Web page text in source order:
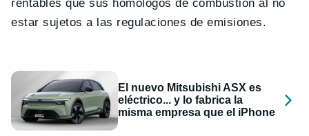
rentables que sus homólogos de combustión al no
estar sujetos a las regulaciones de emisiones.
El nuevo Mitsubishi ASX es
eléctrico... y lo fabrica la
misma empresa que el iPhone